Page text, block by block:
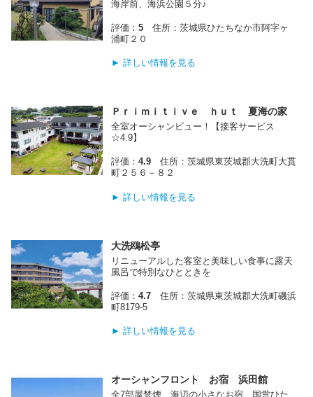
海岸前、海浜公園５分♪
評価：5 住所：茨城県ひたちなか市阿字ヶ
浦町２０
► 詳しい情報を見る
Ｐｒｉｍｉｔｉｖｅ ｈｕｔ 夏海の家
全室オーシャンビュー！【接客サービス
☆4.9】
評価：4.9 住所：茨城県東茨城郡大洗町大貫
町２５６－８２
► 詳しい情報を見る
大洗鴎松亭
リニューアルした客室と美味しい食事に露天
風呂で特別なひとときを
評価：4.7 住所：茨城県東茨城郡大洗町磯浜
町8179‐5
► 詳しい情報を見る
オーシャンフロント お宿 浜田館
全7部屋禁煙 海辺の小さなお宿 国営ひた